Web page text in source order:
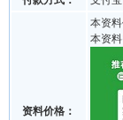
资料价格：
本资
本资